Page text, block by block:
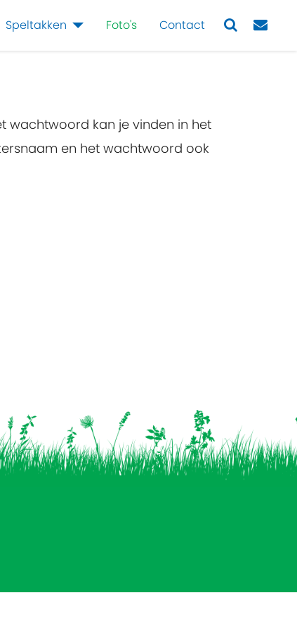
Speltakken Foto's Contact
wachtwoord kan je vinden in het
en het wachtwoord ook